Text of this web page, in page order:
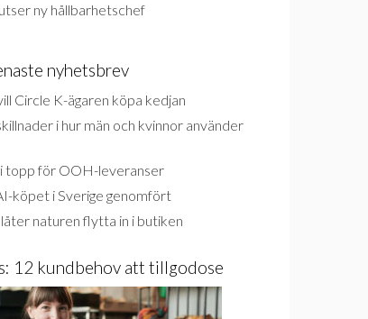
ny hållbarhetschef
nyhetsbrev
Circle K-ägaren köpa kedjan
i hur män och kvinnor använder
topp för OOH-leveranser
köpet i Sverige genomfört
naturen flytta in i butiken
12 kundbehov att tillgodose